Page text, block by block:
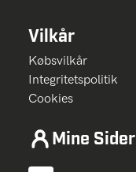
Vilkår
Købsvilkår
Integritetspolitik
Cookies
Mine Sider